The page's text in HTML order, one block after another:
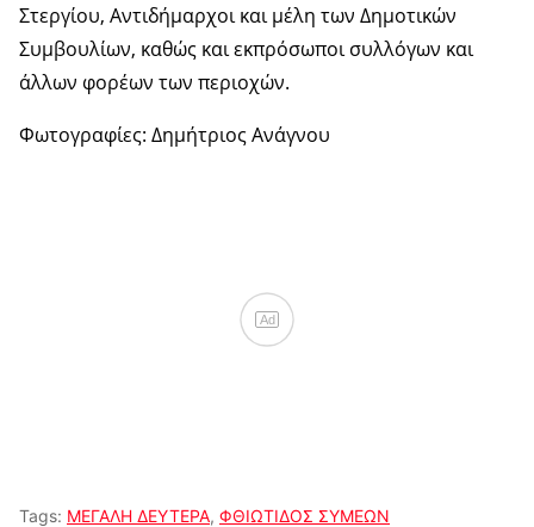
Στεργίου, Αντιδήμαρχοι και μέλη των Δημοτικών
Συμβουλίων, καθώς και εκπρόσωποι συλλόγων και
άλλων φορέων των περιοχών.
Φωτογραφίες: Δημήτριος Ανάγνου
Ad
Tags: ΜΕΓΑΛΗ ΔΕΥΤΕΡΑ, ΦΘΙΩΤΙΔΟΣ ΣΥΜΕΩΝ